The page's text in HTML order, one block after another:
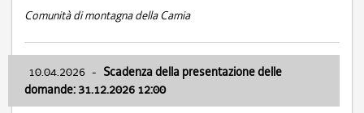
Comunità di montagna della Carnia
10.04.2026 - Scadenza della presentazione delle
domande: 31.12.2026 12:00